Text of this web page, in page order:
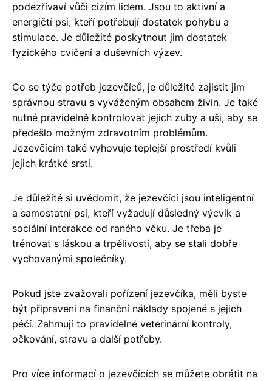
podezřívaví vůči cizím lidem. Jsou to aktivní a
energičtí psi, kteří potřebují dostatek pohybu a
stimulace. Je důležité poskytnout jim dostatek
fyzického cvičení a duševních výzev.
Co se týče potřeb jezevčíců, je důležité zajistit jim
správnou stravu s vyváženým obsahem živin. Je také
nutné pravidelně kontrolovat jejich zuby a uši, aby se
předešlo možným zdravotním problémům.
Jezevčícím také vyhovuje teplejší prostředí kvůli
jejich krátké srsti.
Je důležité si uvědomit, že jezevčíci jsou inteligentní
a samostatní psi, kteří vyžadují důsledný výcvik a
sociální interakce od raného věku. Je třeba je
trénovat s láskou a trpělivostí, aby se stali dobře
vychovanými společníky.
Pokud jste zvažovali pořízení jezevčíka, měli byste
být připraveni na finanční náklady spojené s jejich
péčí. Zahrnují to pravidelné veterinární kontroly,
očkování, stravu a další potřeby.
Pro více informací o jezevčících se můžete obrátit na